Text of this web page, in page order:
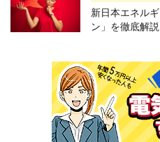
新日本エネル
ン」を徹底解説